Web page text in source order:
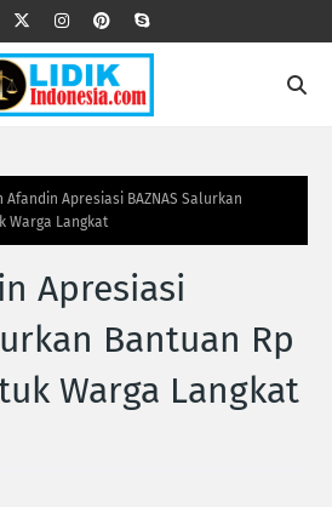
Afandin Apresiasi BAZNAS Salurkan
Warga Langkat
Apresiasi
Bantuan Rp
Warga Langkat